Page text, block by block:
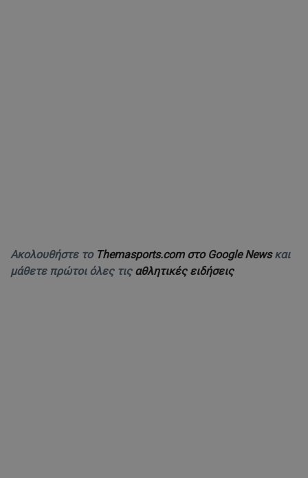
Ακολουθήστε το Themasports.com στο Google Newsκαι
μάθετε πρώτοι όλες τις αθλητικές ειδήσεις